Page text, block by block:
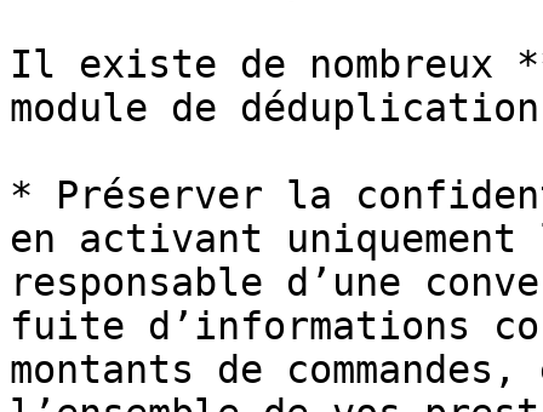
Il existe de nombreux
module de
* Préserver la
en activant
responsable d’une
fuite d’informations
montants de